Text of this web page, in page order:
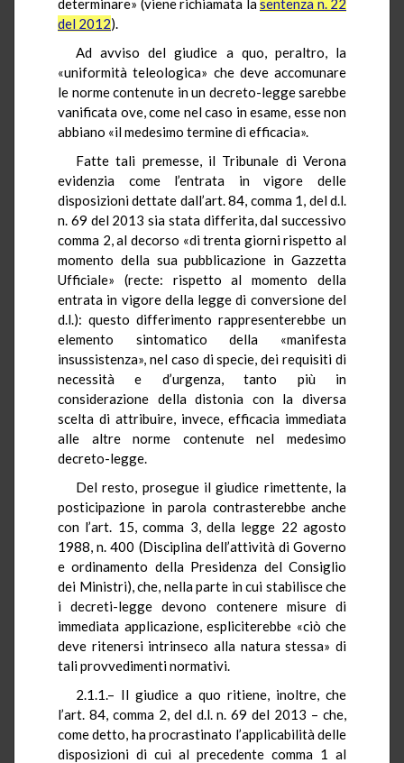
determinare» (viene richiamata lasentenza n. 22
del 2012).
Ad avviso del giudice a quo, peraltro, la
«uniformità teleologica» che deve accomunare
le norme contenute in un decreto-legge sarebbe
vanificata ove, come nel caso in esame, esse non
abbiano «il medesimo termine di efficacia».
Fatte tali premesse, il Tribunale di Verona
evidenzia come l’entrata in vigore delle
disposizioni dettate dall’art. 84, comma 1, del d.l.
n. 69 del 2013 sia stata differita, dal successivo
comma 2, al decorso «di trenta giorni rispetto al
momento della sua pubblicazione in Gazzetta
Ufficiale» (recte: rispetto al momento della
entrata in vigore della legge di conversione del
d.l.): questo differimento rappresenterebbe un
elemento sintomatico della «manifesta
insussistenza», nel caso di specie, dei requisiti di
necessità e d’urgenza, tanto più in
considerazione della distonia con la diversa
scelta di attribuire, invece, efficacia immediata
alle altre norme contenute nel medesimo
decreto-legge.
Del resto, prosegue il giudice rimettente, la
posticipazione in parola contrasterebbe anche
con l’art. 15, comma 3, della legge 22 agosto
1988, n. 400 (Disciplina dell’attività di Governo
e ordinamento della Presidenza del Consiglio
dei Ministri), che, nella parte in cui stabilisce che
i decreti-legge devono contenere misure di
immediata applicazione, espliciterebbe «ciò che
deve ritenersi intrinseco alla natura stessa» di
tali provvedimenti normativi.
2.1.1.– Il giudice a quo ritiene, inoltre, che
l’art. 84, comma 2, del d.l. n. 69 del 2013 – che,
come detto, ha procrastinato l’applicabilità delle
disposizioni di cui al precedente comma 1 al